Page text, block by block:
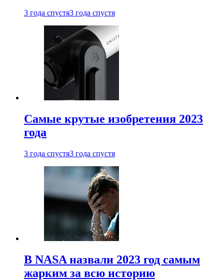
3 года спустя3 года спустя
Самые крутые изобретения 2023
года
3 года спустя3 года спустя
В NASA назвали 2023 год самым
жарким за всю историю